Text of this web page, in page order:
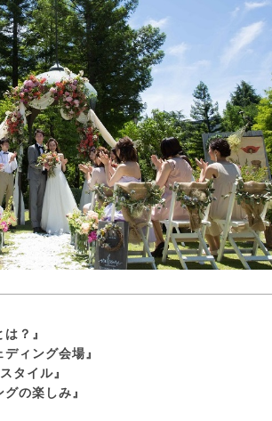
？』
ィング会場』
タイル』
の楽しみ』